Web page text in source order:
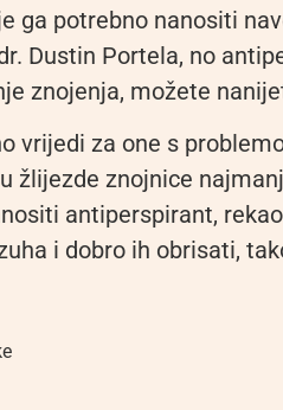
ga potrebno nanositi
Dustin Portela, no
znojenja, možete
vrijedi za one s
žlijezde znojnice
antiperspirant,
i dobro ih obrisati,